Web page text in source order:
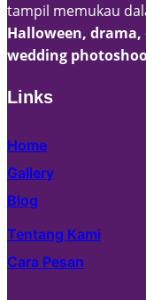
tampil memukau
Halloween,
wedding
Links
Home
Gallery
Blog
Tentang Kami
Cara Pesan